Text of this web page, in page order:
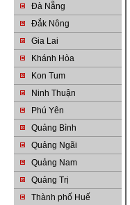
Đà Nẵng
Đắk Nông
Gia Lai
Khánh Hòa
Kon Tum
Ninh Thuận
Phú Yên
Quảng Bình
Quảng Ngãi
Quảng Nam
Quảng Trị
Thành phố Huế